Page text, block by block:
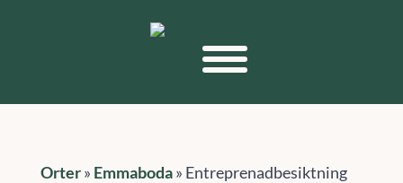
Orter» Emmaboda» Entreprenadbesiktning